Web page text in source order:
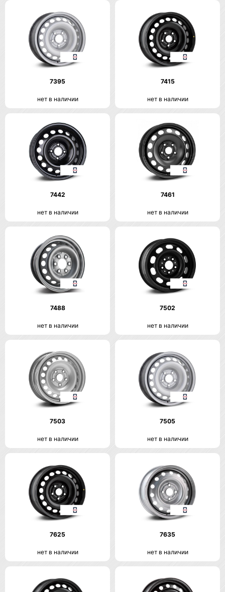
7395
нет в наличии
7415
нет в наличии
7442
нет в наличии
7461
нет в наличии
7488
нет в наличии
7502
нет в наличии
7503
нет в наличии
7505
нет в наличии
7625
нет в наличии
7635
нет в наличии